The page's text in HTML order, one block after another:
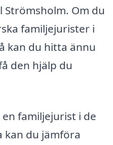
Om du
familjejurister i
kan du hitta ännu
den hjälp du
familjejurist i de
kan du jämföra